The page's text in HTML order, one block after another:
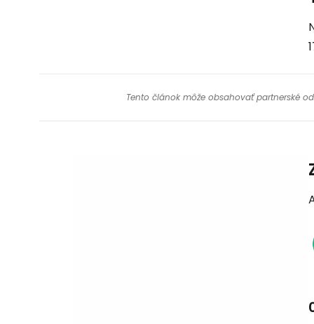
Tento článok môže obsahovať partnerské